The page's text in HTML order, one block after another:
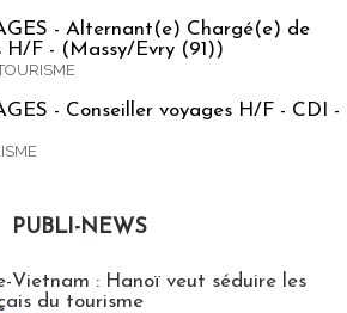
- Alternant(e) Chargé(e) de
H/F - (Massy/Evry (91))
- Conseiller voyages H/F - CDI -
PUBLI-NEWS
Vietnam : Hanoï veut séduire les
du tourisme